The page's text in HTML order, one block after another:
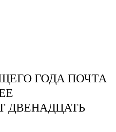
ГОДА ПОЧТА
ДВЕНАДЦАТЬ